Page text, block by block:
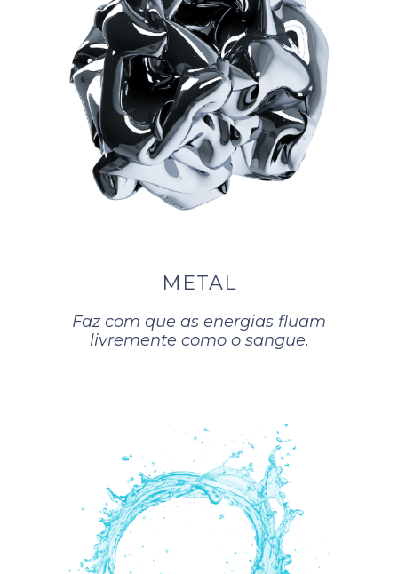
METAL
Faz com que as energias fluam
livremente como o sangue.